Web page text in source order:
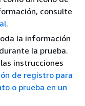
consulte
.
la información
la prueba.
instrucciones
de registro para
o prueba en un